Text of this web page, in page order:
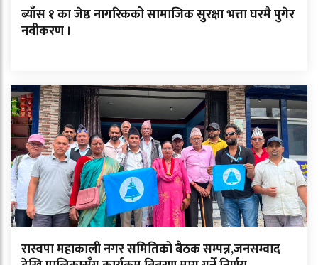
ब्याँस १ का जेष्ठ नागरिकको सामाजिक सुरक्षा भत्ता घरमै पुगेर
नवीकरण ।
रास्वपा महाकाली नगर समितिको बैठक सम्पन्न,जनसम्वाद